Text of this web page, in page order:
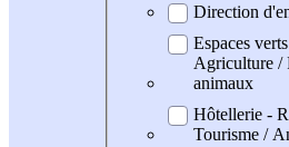
Direction
Espaces
Agriculture /
animaux
Hôtellerie -
Tourisme /